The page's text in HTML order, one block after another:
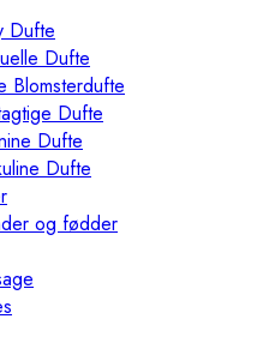
Dufte
Dufte
Blomsterdufte
Dufte
Dufte
Dufte
og fødder